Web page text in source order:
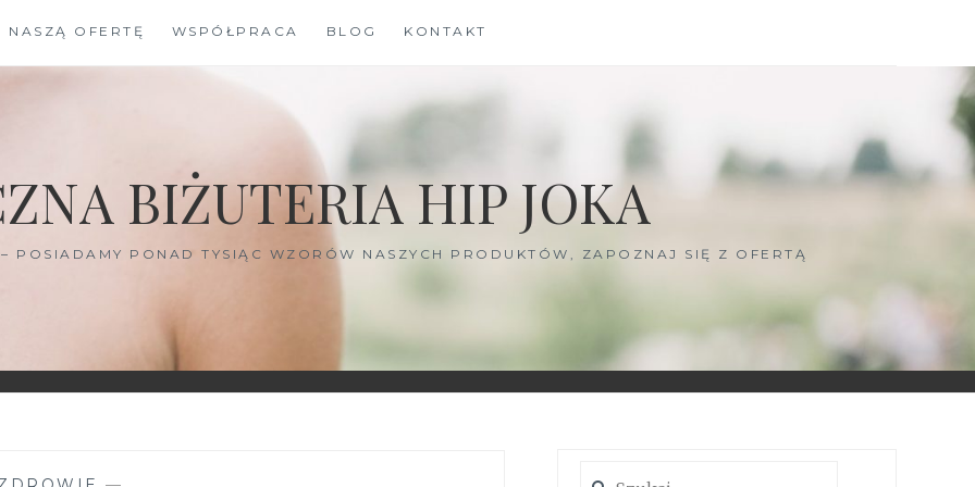
OFERTĘ WSPÓŁPRACA BLOG KONTAKT
BIŻUTERIA HIP JOKA
POSIADAMY PONAD TYSIĄC WZORÓW NASZYCH PRODUKTÓW, ZAPOZNAJ SIĘ Z OFERTĄ